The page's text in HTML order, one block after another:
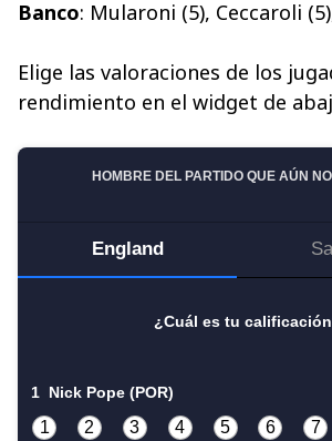
Banco: Mularoni (5), Ceccaroli
Elige las valoraciones de los
rendimiento en el widget de